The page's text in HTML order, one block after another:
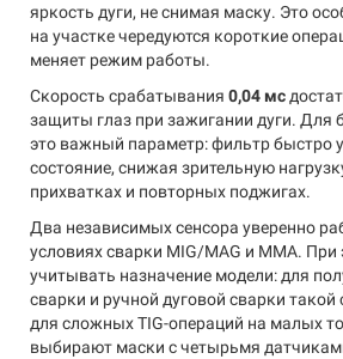
яркость дуги, не снимая маску. Это
на участке чередуются короткие
меняет режим работы.
Скорость срабатывания 0,04 мс
защиты глаз при зажигании дуги. Для
это важный параметр: фильтр быстро
состояние, снижая зрительную
прихватках и повторных поджигах.
Два независимых сенсора уверенно
условиях сварки MIG/MAG и MMA.
учитывать назначение модели: для
сварки и ручной дуговой сварки такой
для сложных TIG-операций на малых
выбирают маски с четырьмя